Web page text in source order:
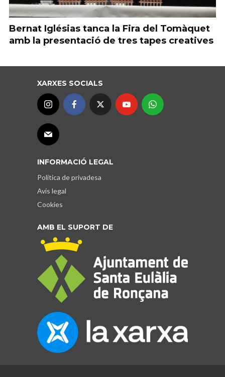
Bernat Iglésias tanca la Fira del Tomàquet
amb la presentació de tres tapes creatives
XARXES SOCIALS
INFORMACIÓ LEGAL
Política de privadesa
Avís legal
Cookies
AMB EL SUPORT DE